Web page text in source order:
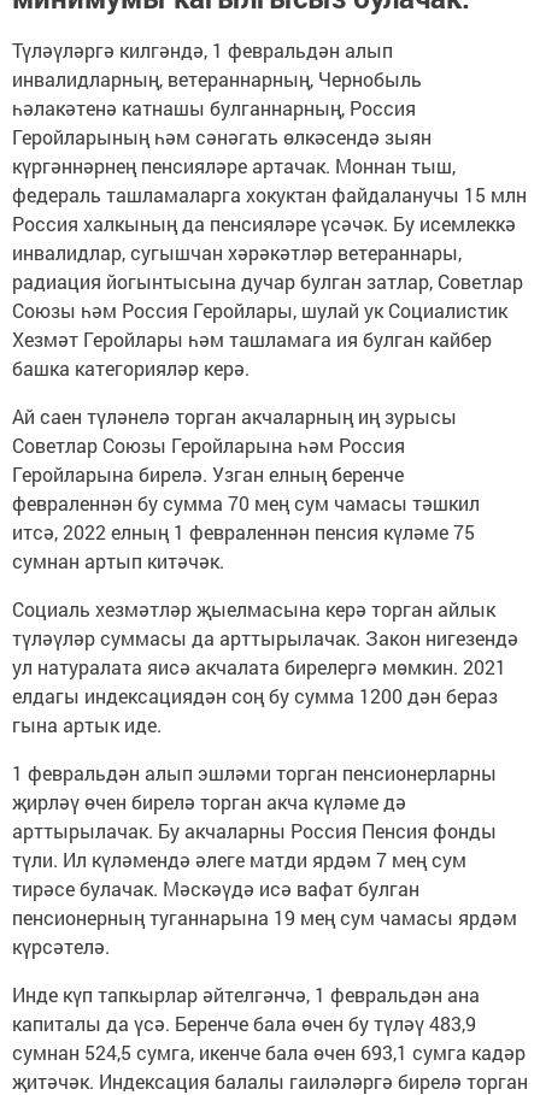
Түләүләргә килгәндә, 1 февральдән алып
инвалидларның, ветераннарның, Чернобыль
һәлакәтенә катнашы булганнарның, Россия
Геройларының һәм сәнәгать өлкәсендә зыян
күргәннәрнең пенсияләре артачак. Моннан тыш,
федераль ташламаларга хокуктан файдаланучы 15 млн
Россия халкының да пенсияләре үсәчәк. Бу исемлеккә
инвалидлар, сугышчан хәрәкәтләр ветераннары,
радиация йогынтысына дучар булган затлар, Советлар
Союзы һәм Россия Геройлары, шулай ук Социалистик
Хезмәт Геройлары һәм ташламага ия булган кайбер
башка категорияләр керә.
Ай саен түләнелә торган акчаларның иң зурысы
Советлар Союзы Геройларына һәм Россия
Геройларына бирелә. Узган елның беренче
февраленнән бу сумма 70 мең сум чамасы тәшкил
итсә, 2022 елның 1 февраленнән пенсия күләме 75
сумнан артып китәчәк.
Социаль хезмәтләр җыелмасына керә торган айлык
түләүләр суммасы да арттырылачак. Закон нигезендә
ул натуралата яисә акчалата бирелергә мөмкин. 2021
елдагы индексациядән соң бу сумма 1200 дән бераз
гына артык иде.
1 февральдән алып эшләми торган пенсионерларны
җирләү өчен бирелә торган акча күләме дә
арттырылачак. Бу акчаларны Россия Пенсия фонды
түли. Ил күләмендә әлеге матди ярдәм 7 мең сум
тирәсе булачак. Мәскәүдә исә вафат булган
пенсионерның туганнарына 19 мең сум чамасы ярдәм
күрсәтелә.
Инде күп тапкырлар әйтелгәнчә, 1 февральдән ана
капиталы да үсә. Беренче бала өчен бу түләү 483,9
сумнан 524,5 сумга, икенче бала өчен 693,1 сумга кадәр
җитәчәк. Индексация балалы гаиләләргә бирелә торган